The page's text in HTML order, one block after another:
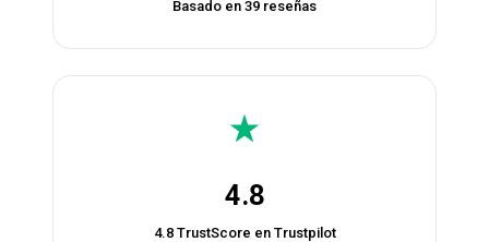
Basado en 39 reseñas
4.8
4.8 TrustScore en Trustpilot